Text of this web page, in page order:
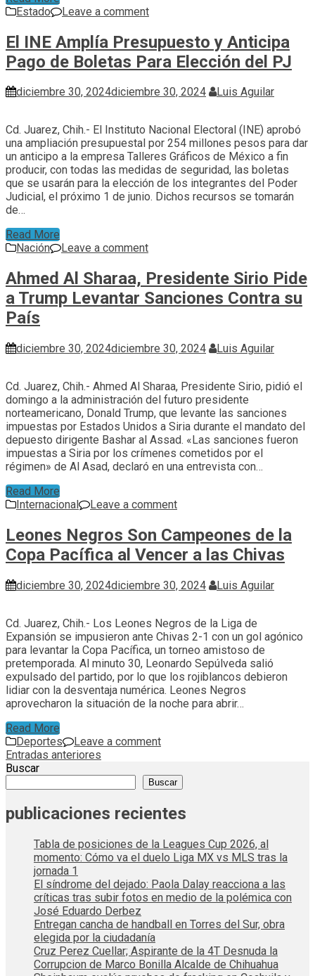
Estado
Leave a comment
El INE Amplía Presupuesto y Anticipa
Pago de Boletas Para Elección del PJ
diciembre 30, 2024diciembre 30, 2024 Luis Aguilar
Cd. Juarez, Chih.- El Instituto Nacional Electoral (INE) aprobó
una ampliación presupuestal por 254 millones pesos para dar
un anticipo a la empresa Talleres Gráficos de México a fin
producir, con todas las medidas de seguridad, las boletas
que se usarán para la elección de los integrantes del Poder
Judicial, el próximo 1 de junio. Dichos recursos se tomarán
de…
Read More
Nación
Leave a comment
Ahmed Al Sharaa, Presidente Sirio Pide
a Trump Levantar Sanciones Contra su
País
diciembre 30, 2024diciembre 30, 2024 Luis Aguilar
Cd. Juarez, Chih.- Ahmed Al Sharaa, Presidente Sirio, pidió el
domingo a la administración del futuro presidente
norteamericano, Donald Trump, que levante las sanciones
impuestas por Estados Unidos a Siria durante el mandato del
depuesto dirigente Bashar al Assad. «Las sanciones fueron
impuestas a Siria por los crímenes cometidos por el
régimen» de Al Asad, declaró en una entrevista con…
Read More
Internacional
Leave a comment
Leones Negros Son Campeones de la
Copa Pacífica al Vencer a las Chivas
diciembre 30, 2024diciembre 30, 2024 Luis Aguilar
Cd. Juarez, Chih.- Los Leones Negros de la Liga de
Expansión se impusieron ante Chivas 2-1 con un gol agónico
para levantar la Copa Pacífica, un torneo amistoso de
pretemporada. Al minuto 30, Leonardo Sepúlveda salió
expulsado del partido, por lo que los rojiblancos debieron
lidiar con la desventaja numérica. Leones Negros
aprovecharon la situación de la noche para abrir…
Read More
Deportes
Leave a comment
Navegación
de
Entradas anteriores
Buscar
Buscar
publicaciones recientes
Tabla de posiciones de la Leagues Cup 2026, al
momento: Cómo va el duelo Liga MX vs MLS tras la
jornada 1
El síndrome del dejado: Paola Dalay reacciona a las
críticas tras subir fotos en medio de la polémica con
José Eduardo Derbez
Entregan cancha de handball en Torres del Sur, obra
elegida por la ciudadanía
Cruz Perez Cuellar; Aspirante de la 4T Desnuda la
Corrupcion de Marco Bonilla Alcalde de Chihuahua